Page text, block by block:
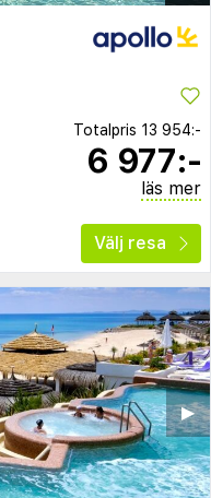
Totalpris 13 954:-
6 977:-
läs mer
Välj resa
▶︎